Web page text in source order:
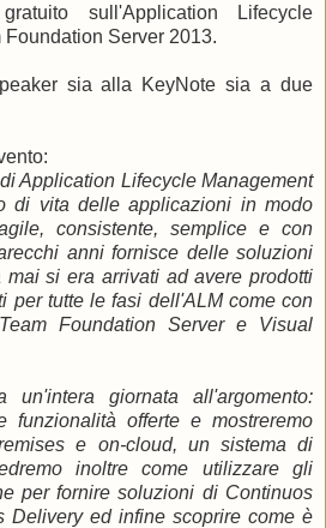
sull'Application Lifecycle
Foundation Server 2013.
sia alla KeyNote sia a due
Application Lifecycle Management
di vita delle applicazioni in modo
consistente, semplice e con
anni fornisce delle soluzioni
mai si era arrivati ad avere prodotti
per tutte le fasi dell'ALM come con
Foundation Server e Visual
un'intera giornata all'argomento:
funzionalità offerte e mostreremo
e on-cloud, un sistema di
inoltre come utilizzare gli
per fornire soluzioni di Continuos
Delivery ed infine scoprire come è